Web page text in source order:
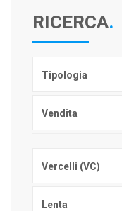
RICERCA.
Tipologia
Vendita
Vercelli (VC)
Lenta